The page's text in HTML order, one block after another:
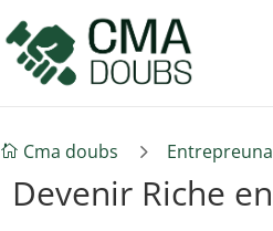
 Cma doubs 5
Devenir Riche